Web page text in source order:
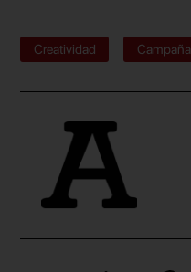
Creatividad Campaña